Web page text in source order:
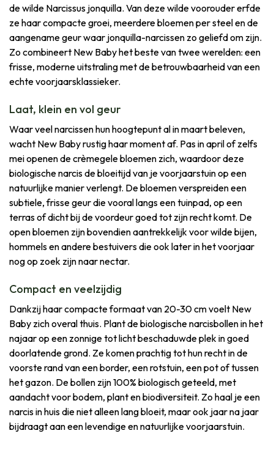
de wilde Narcissus jonquilla. Van deze wilde voorouder erfde
ze haar compacte groei, meerdere bloemen per steel en de
aangename geur waar jonquilla-narcissen zo geliefd om zijn.
Zo combineert New Baby het beste van twee werelden: een
frisse, moderne uitstraling met de betrouwbaarheid van een
echte voorjaarsklassieker.
Laat, klein en vol geur
Waar veel narcissen hun hoogtepunt al in maart beleven,
wacht New Baby rustig haar moment af. Pas in april of zelfs
mei openen de crèmegele bloemen zich, waardoor deze
biologische narcis de bloeitijd van je voorjaarstuin op een
natuurlijke manier verlengt. De bloemen verspreiden een
subtiele, frisse geur die vooral langs een tuinpad, op een
terras of dicht bij de voordeur goed tot zijn recht komt. De
open bloemen zijn bovendien aantrekkelijk voor wilde bijen,
hommels en andere bestuivers die ook later in het voorjaar
nog op zoek zijn naar nectar.
Compact en veelzijdig
Dankzij haar compacte formaat van 20-30 cm voelt New
Baby zich overal thuis. Plant de biologische narcisbollen in het
najaar op een zonnige tot licht beschaduwde plek in goed
doorlatende grond. Ze komen prachtig tot hun recht in de
voorste rand van een border, een rotstuin, een pot of tussen
het gazon. De bollen zijn 100% biologisch geteeld, met
aandacht voor bodem, plant en biodiversiteit. Zo haal je een
narcis in huis die niet alleen lang bloeit, maar ook jaar na jaar
bijdraagt aan een levendige en natuurlijke voorjaarstuin.